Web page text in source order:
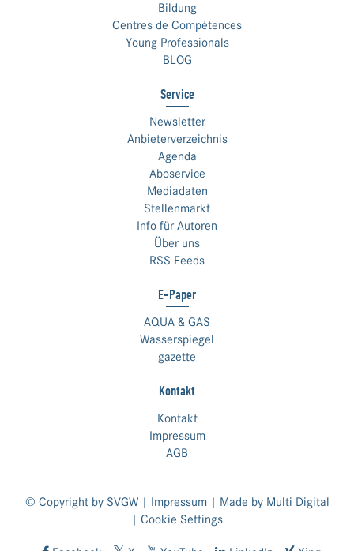
Bildung
Centres de Compétences
Young Professionals
BLOG
Service
Newsletter
Anbieterverzeichnis
Agenda
Aboservice
Mediadaten
Stellenmarkt
Info für Autoren
Über uns
RSS Feeds
E-Paper
AQUA & GAS
Wasserspiegel
gazette
Kontakt
Kontakt
Impressum
AGB
© Copyright by SVGW | Impressum| Made by Multi Digital
| Cookie Settings